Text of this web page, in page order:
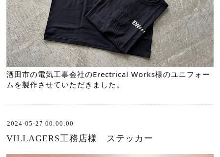
酒田市の電気工事会社のErectrical Works様のユニフォー
ムを製作させていただきました。
2024-05-27 00:00:00
VILLAGERS工務店様 ステッカー